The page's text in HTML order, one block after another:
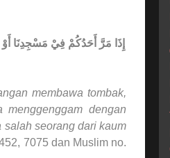
إِذَا مَرَّ أَحَدُكُمْ فِيْ مَسْجِدِنَا
membawa tombak,
dengan
salah seorang dari kaum
7075 dan Muslim no.